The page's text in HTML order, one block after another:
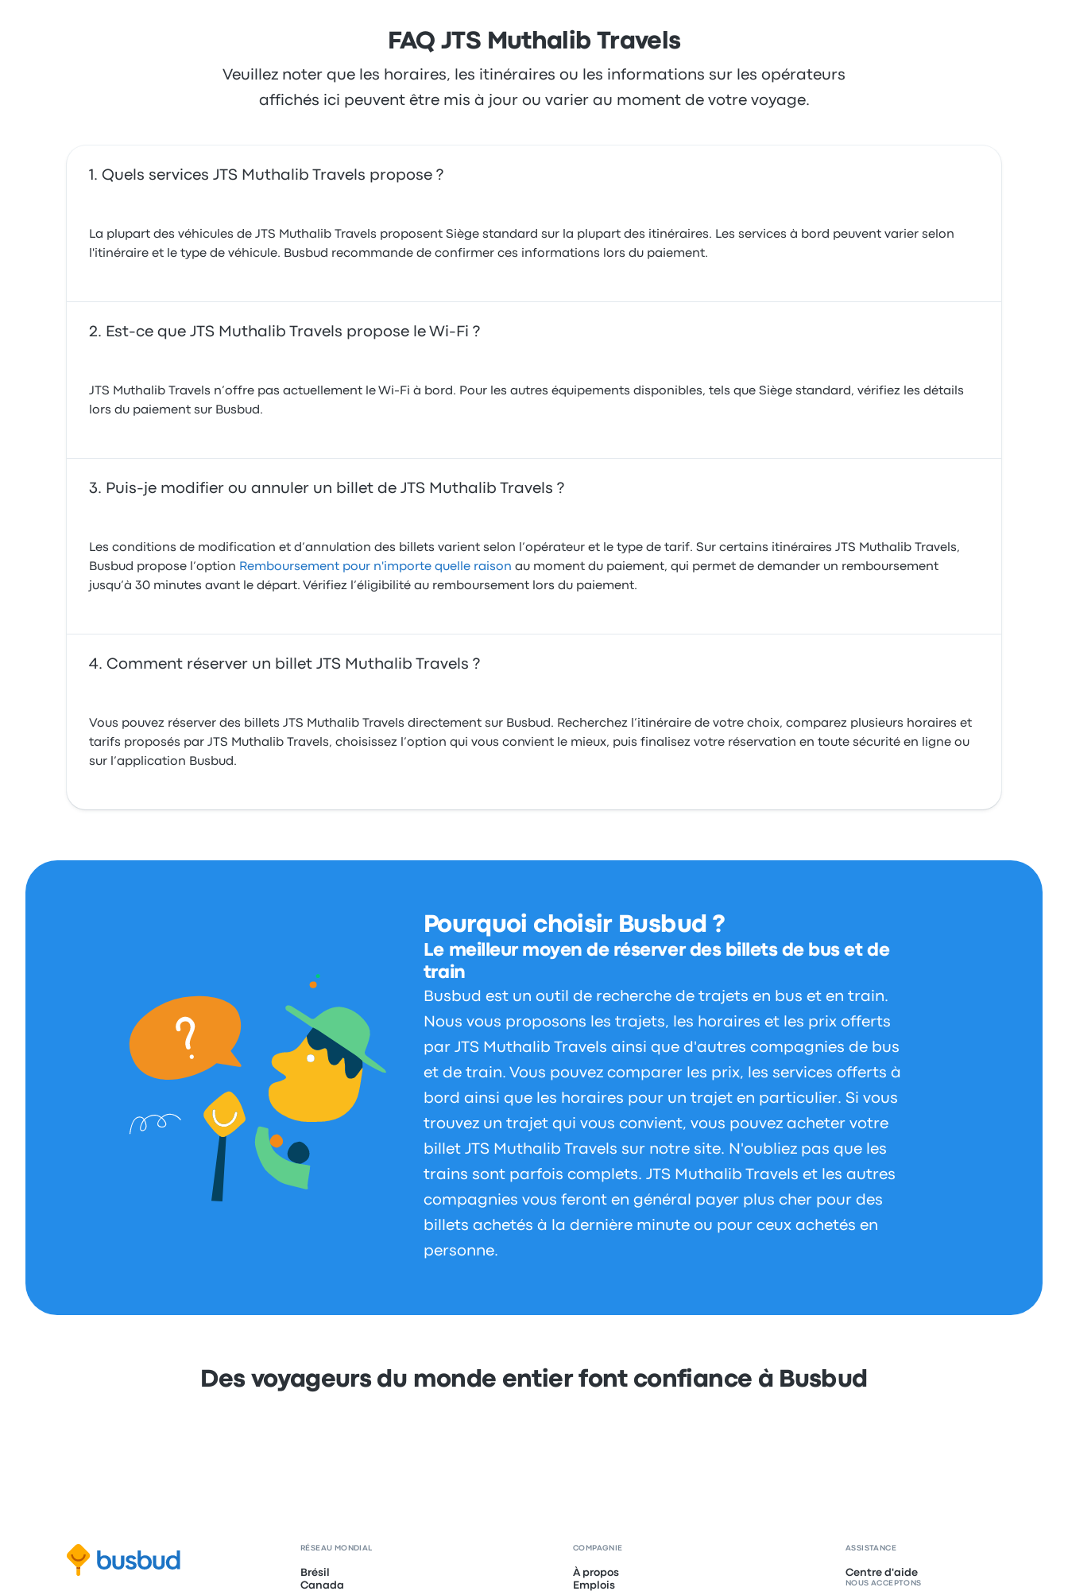
FAQ JTS Muthalib Travels
Veuillez noter que les horaires, les itinéraires ou les informations sur les opérateurs
affichés ici peuvent être mis à jour ou varier au moment de votre voyage.
Quels services JTS Muthalib Travels propose ?
La plupart des véhicules de JTS Muthalib Travels proposent Siège standard sur la plupart des itinéraires. Les services à bord peuvent varier selon
l'itinéraire et le type de véhicule. Busbud recommande de confirmer ces informations lors du paiement.
Est-ce que JTS Muthalib Travels propose le Wi-Fi ?
JTS Muthalib Travels n’offre pas actuellement le Wi-Fi à bord. Pour les autres équipements disponibles, tels que Siège standard, vérifiez les détails
lors du paiement sur Busbud.
Puis-je modifier ou annuler un billet de JTS Muthalib Travels ?
Les conditions de modification et d’annulation des billets varient selon l’opérateur et le type de tarif. Sur certains itinéraires JTS Muthalib Travels,
Busbud propose l’option Remboursement pour n'importe quelle raison au moment du paiement, qui permet de demander un remboursement
jusqu’à 30 minutes avant le départ. Vérifiez l’éligibilité au remboursement lors du paiement.
Comment réserver un billet JTS Muthalib Travels ?
Vous pouvez réserver des billets JTS Muthalib Travels directement sur Busbud. Recherchez l’itinéraire de votre choix, comparez plusieurs horaires et
tarifs proposés par JTS Muthalib Travels, choisissez l’option qui vous convient le mieux, puis finalisez votre réservation en toute sécurité en ligne ou
sur l’application Busbud.
Pourquoi choisir Busbud ?
Le meilleur moyen de réserver des billets de bus et de
train
Busbud est un outil de recherche de trajets en bus et en train.
Nous vous proposons les trajets, les horaires et les prix offerts
par JTS Muthalib Travels ainsi que d'autres compagnies de bus
et de train. Vous pouvez comparer les prix, les services offerts à
bord ainsi que les horaires pour un trajet en particulier. Si vous
trouvez un trajet qui vous convient, vous pouvez acheter votre
billet JTS Muthalib Travels sur notre site. N'oubliez pas que les
trains sont parfois complets. JTS Muthalib Travels et les autres
compagnies vous feront en général payer plus cher pour des
billets achetés à la dernière minute ou pour ceux achetés en
personne.
Des voyageurs du monde entier font confiance à Busbud
RÉSEAU MONDIAL
Brésil
Canada
COMPAGNIE
À propos
Emplois
ASSISTANCE
Centre d'aide
NOUS ACCEPTONS